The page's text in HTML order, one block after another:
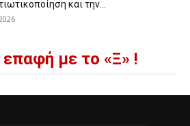
και την...
επαφή με το «Ξ» !